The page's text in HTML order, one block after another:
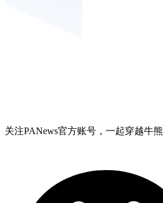
关注PANews官方账号，一起穿越牛熊